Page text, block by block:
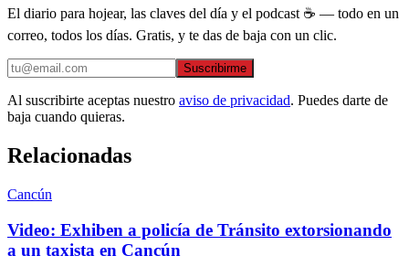
El diario para hojear, las claves del día y el podcast ☕ — todo en un
correo, todos los días. Gratis, y te das de baja con un clic.
Suscribirme
Al suscribirte aceptas nuestro aviso de privacidad. Puedes darte de
baja cuando quieras.
Relacionadas
Cancún
Video: Exhiben a policía de Tránsito extorsionando
a un taxista en Cancún